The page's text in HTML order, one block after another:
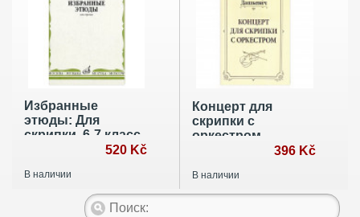
Избранные
этюды: Для
скрипки. 6-7 класс.
520 Kč
В наличии
Концерт для
скрипки с
оркестром
396 Kč
В наличии